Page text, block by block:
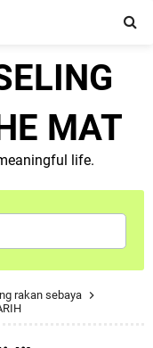
MAT
life.
rakan sebaya